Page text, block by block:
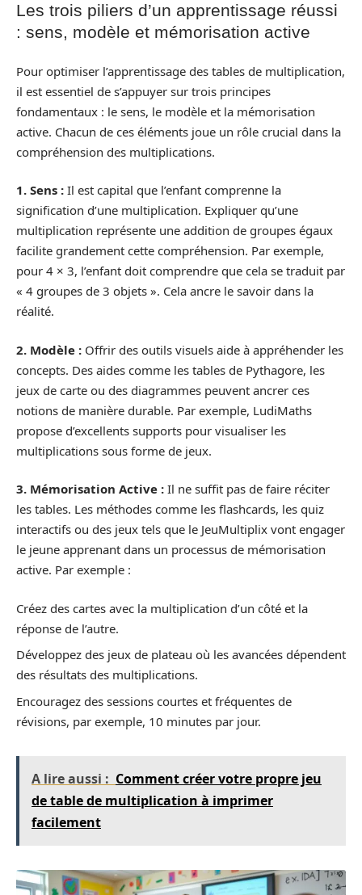
Les trois piliers d’un apprentissage réussi
: sens, modèle et mémorisation active
Pour optimiser l’apprentissage des tables de multiplication,
il est essentiel de s’appuyer sur trois principes
fondamentaux : le sens, le modèle et la mémorisation
active. Chacun de ces éléments joue un rôle crucial dans la
compréhension des multiplications.
1. Sens : Il est capital que l’enfant comprenne la
signification d’une multiplication. Expliquer qu’une
multiplication représente une addition de groupes égaux
facilite grandement cette compréhension. Par exemple,
pour 4 × 3, l’enfant doit comprendre que cela se traduit par
« 4 groupes de 3 objets ». Cela ancre le savoir dans la
réalité.
2. Modèle : Offrir des outils visuels aide à appréhender les
concepts. Des aides comme les tables de Pythagore, les
jeux de carte ou des diagrammes peuvent ancrer ces
notions de manière durable. Par exemple, LudiMaths
propose d’excellents supports pour visualiser les
multiplications sous forme de jeux.
3. Mémorisation Active : Il ne suffit pas de faire réciter
les tables. Les méthodes comme les flashcards, les quiz
interactifs ou des jeux tels que le JeuMultiplix vont engager
le jeune apprenant dans un processus de mémorisation
active. Par exemple :
Créez des cartes avec la multiplication d’un côté et la
réponse de l’autre.
Développez des jeux de plateau où les avancées dépendent
des résultats des multiplications.
Encouragez des sessions courtes et fréquentes de
révisions, par exemple, 10 minutes par jour.
A lire aussi : Comment créer votre propre jeu
de table de multiplication à imprimer
facilement